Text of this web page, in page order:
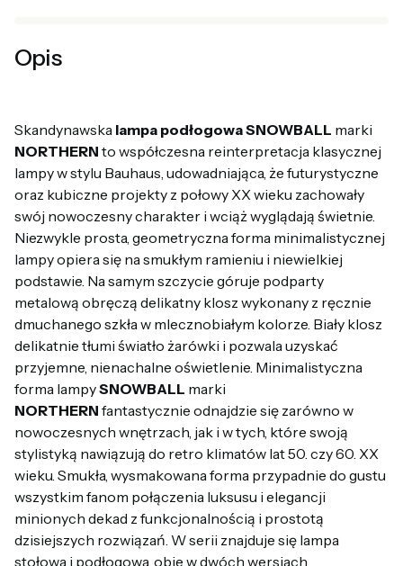
Opis
Skandynawska lampa podłogowa SNOWBALL marki
NORTHERN to współczesna reinterpretacja klasycznej
lampy w stylu Bauhaus, udowadniająca, że futurystyczne
oraz kubiczne projekty z połowy XX wieku zachowały
swój nowoczesny charakter i wciąż wyglądają świetnie.
Niezwykle prosta, geometryczna forma minimalistycznej
lampy opiera się na smukłym ramieniu i niewielkiej
podstawie. Na samym szczycie góruje podparty
metalową obręczą delikatny klosz wykonany z ręcznie
dmuchanego szkła w mlecznobiałym kolorze. Biały klosz
delikatnie tłumi światło żarówki i pozwala uzyskać
przyjemne, nienachalne oświetlenie. Minimalistyczna
forma lampySNOWBALL marki
NORTHERN fantastycznie odnajdzie się zarówno w
nowoczesnych wnętrzach, jak i w tych, które swoją
stylistyką nawiązują do retro klimatów lat 50. czy 60. XX
wieku. Smukła, wysmakowana forma przypadnie do gustu
wszystkim fanom połączenia luksusu i elegancji
minionych dekad z funkcjonalnością i prostotą
dzisiejszych rozwiązań. W serii znajduje się lampa
stołowa i podłogowa, obie w dwóch wersjach